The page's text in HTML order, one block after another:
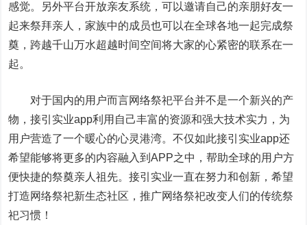
感觉。另外平台开放亲友系统，可以邀请自己的亲朋好友一
起来祭拜亲人，家族中的成员也可以在全球各地一起完成祭
奠，跨越千山万水超越时间空间将大家的心紧密的联系在一
起。
对于国内的用户而言网络祭祀平台并不是一个新兴的产
物，接引实业app利用自己丰富的资源和强大技术实力，为
用户营造了一个暖心的心灵港湾。不仅如此接引实业app还
希望能够将更多的内容融入到APP之中，帮助全球的用户方
便快捷的祭奠亲人祖先。接引实业一直在努力和创新，希望
打造网络祭祀新生态社区，推广网络祭祀改变人们的传统祭
祀习惯！